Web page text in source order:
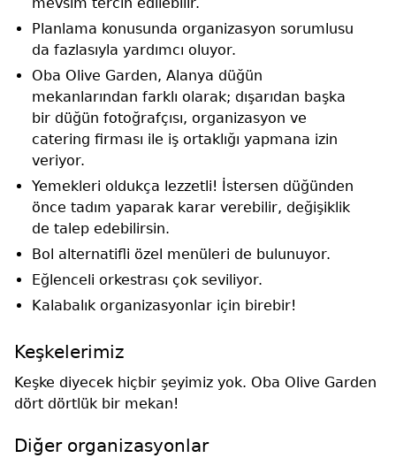
mevsim tercih edilebilir.
Planlama konusunda organizasyon sorumlusu
da fazlasıyla yardımcı oluyor.
Oba Olive Garden, Alanya düğün
mekanlarından farklı olarak; dışarıdan başka
bir düğün fotoğrafçısı, organizasyon ve
catering firması ile iş ortaklığı yapmana izin
veriyor.
Yemekleri oldukça lezzetli! İstersen düğünden
önce tadım yaparak karar verebilir, değişiklik
de talep edebilirsin.
Bol alternatifli özel menüleri de bulunuyor.
Eğlenceli orkestrası çok seviliyor.
Kalabalık organizasyonlar için birebir!
Keşkelerimiz
Keşke diyecek hiçbir şeyimiz yok. Oba Olive Garden
dört dörtlük bir mekan!
Diğer organizasyonlar